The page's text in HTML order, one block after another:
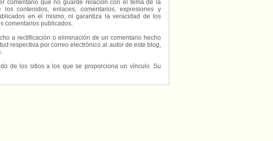
comentario que no guarde relación con el tema de la
contenidos, enlaces, comentarios, expresiones y
en el mismo, ni garantiza la veracidad de los
comentarios publicados.
a rectificación o eliminación de un comentario hecho
respectiva por correo electrónico al autor de este blog,
de los sitios a los que se proporciona un vínculo. Su